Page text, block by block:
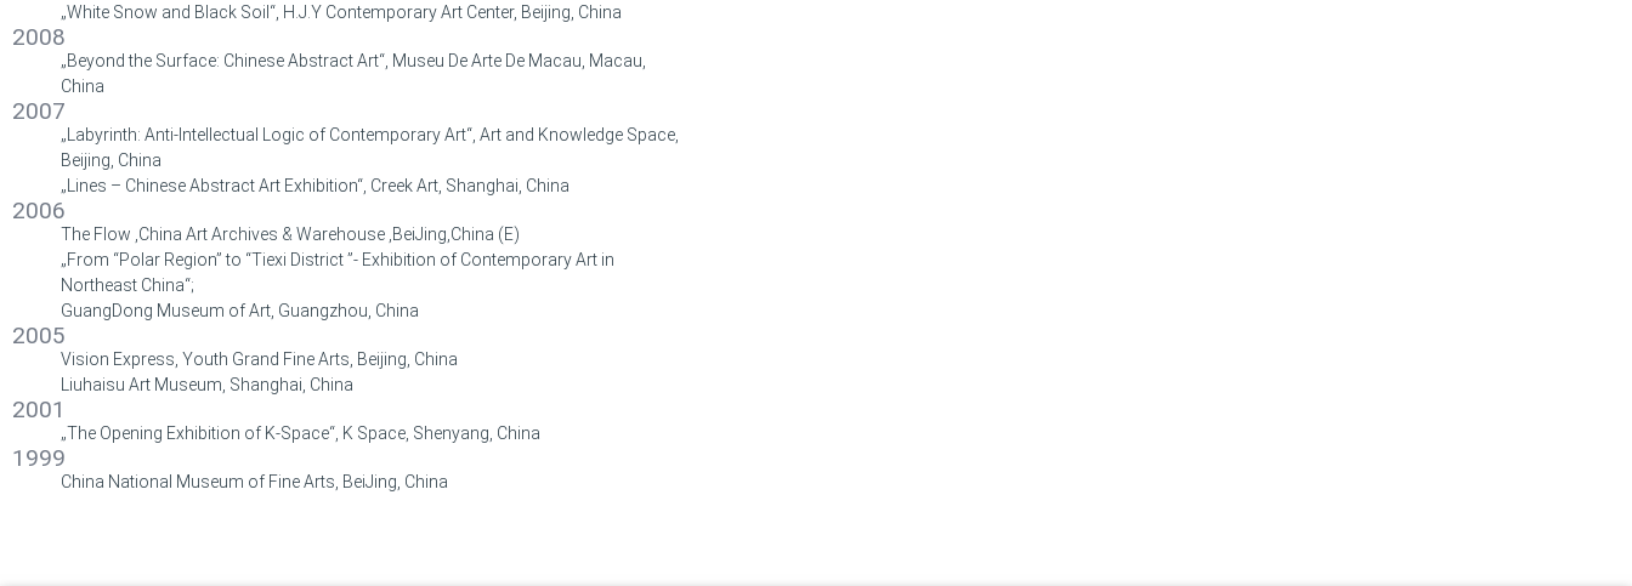
„White Snow and Black Soil“, H.J.Y Contemporary Art Center, Beijing, China
2008
„Beyond the Surface: Chinese Abstract Art“, Museu De Arte De Macau, Macau,
China
2007
„Labyrinth: Anti-Intellectual Logic of Contemporary Art“, Art and Knowledge Space,
Beijing, China
„Lines – Chinese Abstract Art Exhibition“, Creek Art, Shanghai, China
2006
The Flow ,China Art Archives & Warehouse ,BeiJing,China (E)
„From “Polar Region” to “Tiexi District ”- Exhibition of Contemporary Art in
Northeast China“;
GuangDong Museum of Art, Guangzhou, China
2005
Vision Express, Youth Grand Fine Arts, Beijing, China
Liuhaisu Art Museum, Shanghai, China
2001
„The Opening Exhibition of K-Space“, K Space, Shenyang, China
1999
China National Museum of Fine Arts, BeiJing, China